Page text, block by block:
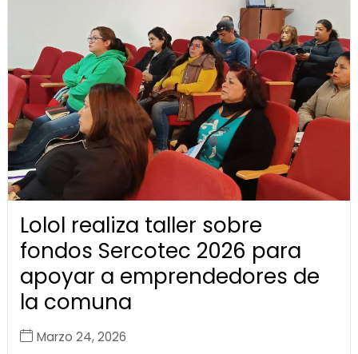
Lolol realiza taller sobre
fondos Sercotec 2026 para
apoyar a emprendedores de
la comuna
Marzo 24, 2026